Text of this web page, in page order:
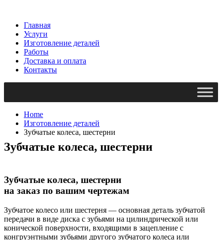
Главная
Услуги
Изготовление деталей
Работы
Доставка и оплата
Контакты
Home
Изготовление деталей
Зубчатые колеса, шестерни
Зубчатые колеса, шестерни
Зубчатые колеса, шестерни
на заказ по вашим чертежам
Зубчатое колесо или шестерня — основная деталь зубчатой
передачи в виде диска с зубьями на цилиндрической или
конической поверхности, входящими в зацепление с
конгруэнтными зубьями другого зубчатого колеса или